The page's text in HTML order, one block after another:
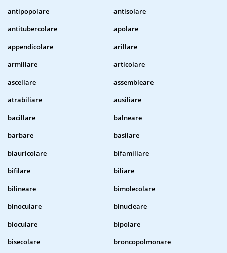
antipopolare
antisolare
antitubercolare
apolare
appendicolare
arillare
armillare
articolare
ascellare
assembleare
atrabiliare
ausiliare
bacillare
balneare
barbare
basilare
biauricolare
bifamiliare
bifilare
biliare
bilineare
bimolecolare
binoculare
binucleare
bioculare
bipolare
bisecolare
broncopolmonare